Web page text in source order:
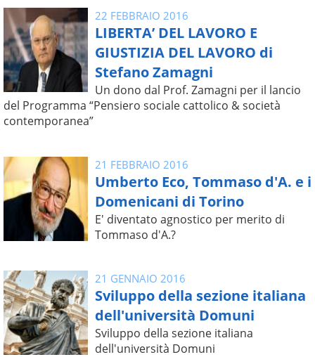
22 FEBBRAIO 2016
LIBERTA’ DEL LAVORO E
GIUSTIZIA DEL LAVORO di
Stefano Zamagni
Un dono dal Prof. Zamagni per il lancio
del Programma “Pensiero sociale cattolico & società
contemporanea”
21 FEBBRAIO 2016
Umberto Eco, Tommaso d'A. e i
Domenicani di Torino
E' diventato agnostico per merito di
Tommaso d'A.?
21 GENNAIO 2016
Sviluppo della sezione italiana
dell'università Domuni
Sviluppo della sezione italiana
dell'università Domuni